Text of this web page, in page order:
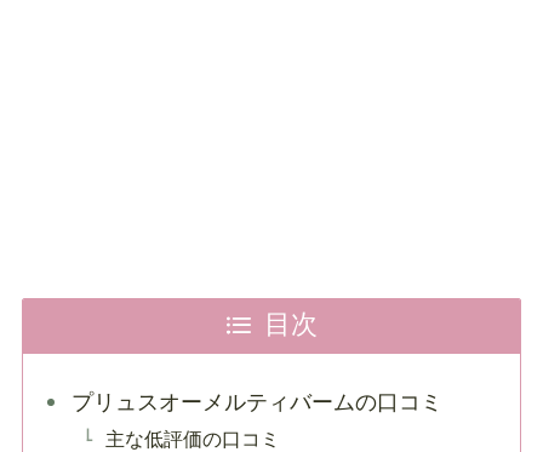
目次
プリュスオーメルティバームの口コミ
主な低評価の口コミ